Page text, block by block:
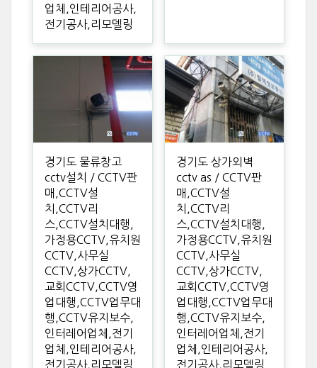
업체,인테리어공사,
전기공사,리모델링
경기도 물류창고
cctv설치 / CCTV판
매,CCTV설
치,CCTV리
스,CCTV설치대행,
가정용CCTV,유치원
CCTV,사무실
CCTV,상가CCTV,
교회CCTV,CCTV영
업대행,CCTV업무대
행,CCTV유지보수,
인터레어업체,전기
업체,인테리어공사,
전기공사,리모델링
경기도 상가외벽
cctv as / CCTV판
매,CCTV설
치,CCTV리
스,CCTV설치대행,
가정용CCTV,유치원
CCTV,사무실
CCTV,상가CCTV,
교회CCTV,CCTV영
업대행,CCTV업무대
행,CCTV유지보수,
인터레어업체,전기
업체,인테리어공사,
전기공사,리모델링